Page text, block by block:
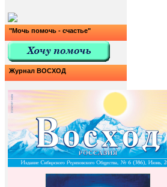
"Мочь помочь - счастье"
Журнал ВОСХОД